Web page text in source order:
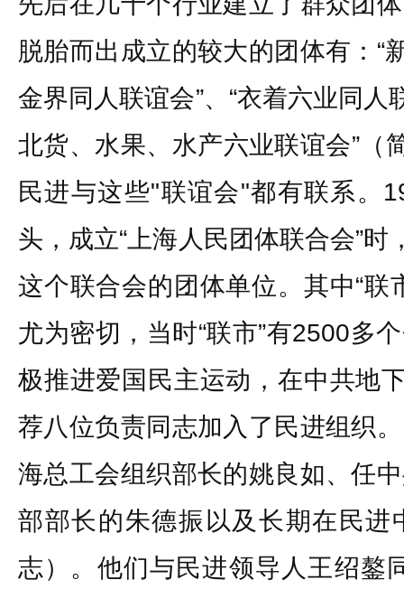
脱胎而出成立的较大的团体有：“
金界同人联谊会”、“衣着六业同人
北货、水果、水产六业联谊会”（
民进与这些"联谊会"都有联系。
头，成立“上海人民团体联合会”时
这个联合会的团体单位。其中“联
尤为密切，当时“联市”有2500多
极推进爱国民主运动，在中共地
荐八位负责同志加入了民进组织
海总工会组织部长的姚良如、任
部部长的朱德振以及长期在民进
志）。他们与民进领导人王绍鏊